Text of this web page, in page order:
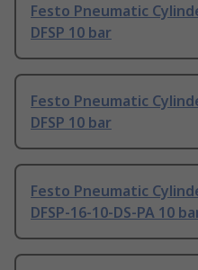
Festo Pneumatic
DFSP 10 bar
Festo Pneumatic
DFSP 10 bar
Festo Pneumatic
DFSP-16-10-DS-PA 10